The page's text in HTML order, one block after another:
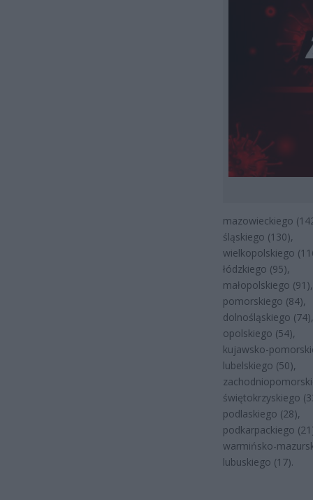
mazowieckiego
śląskiego (130),
wielkopolskiego
łódzkiego (95),
małopolskiego (91),
pomorskiego (84),
dolnośląskiego (74),
opolskiego (54),
kujawsko-
lubelskiego (50),
świętokrzyskiego
podlaskiego (28),
podkarpackiego
warmińsko-
lubuskiego (17).